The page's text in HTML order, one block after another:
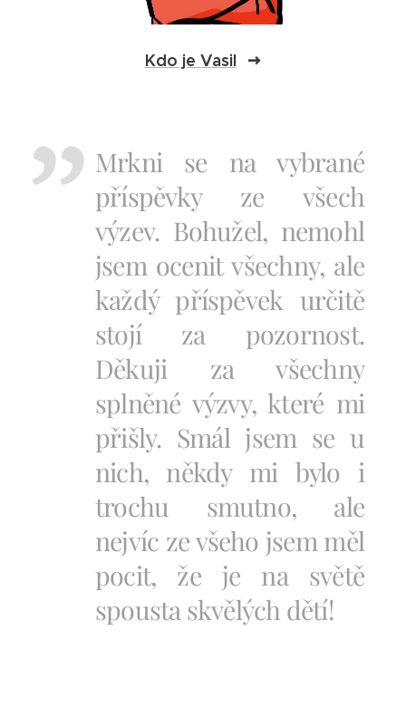
Kdo je Vasil
Mrkni se na vybrané
příspěvky ze všech
výzev. Bohužel, nemohl
jsem ocenit všechny, ale
každý příspěvek určitě
stojí za pozornost.
Děkuji za všechny
splněné výzvy, které mi
přišly. Smál jsem se u
nich, někdy mi bylo i
trochu smutno, ale
nejvíc ze všeho jsem měl
pocit, že je na světě
spousta skvělých dětí!